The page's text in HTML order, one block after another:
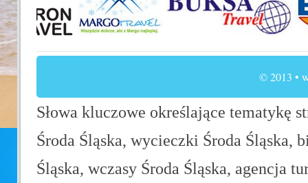
© 2013 •
Słowa kluczowe określające tematykę
Środa Śląska, wycieczki Środa Śląska,
Śląska, wczasy Środa Śląska, agencja